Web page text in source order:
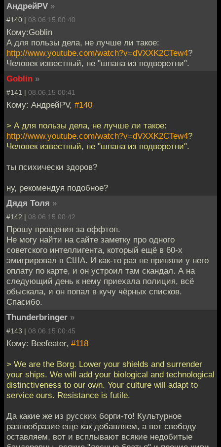
АндрейPV »
#140 | 08.06.15 00:40
Кому:Goblin
А для пользы дела, не лучше ли такое:
http://www.youtube.com/watch?v=dVXXK2CTew4?
Человек известный, не "шпана из подворотни".
Goblin »
#141 | 08.06.15 00:41
Кому: АндрейPV, #140
> А для пользы дела, не лучше ли такое:
http://www.youtube.com/watch?v=dVXXK2CTew4?
Человек известный, не "шпана из подворотни".
ты психически здоров?
ну, рекомендуя подобное?
Дядя Толя »
#142 | 08.06.15 00:42
Прошу прощения за оффтоп.
Не могу найти на сайте заметку про одного
советского интеллигента, который ещё в 60-х
эмигрировал в США. И как-то раз не приняли у него
оплату по карте, и он устроил там скандал. А на
следующий день к нему приехала полиция, всё
обыскала, и он попал в кучу чёрных списков.
Спасибо.
Thunderbringer »
#143 | 08.06.15 00:45
Кому: Beefeater, #118
> We are the Borg. Lower your shields and surrender
your ships. We will add your biological and technological
distinctiveness to our own. Your culture will adapt to
service ours. Resistance is futile.
Да какие же из русских борги-то! Культурное
разнообразие еще как добавляем, а вот свободу
оставляем, вот и всплывают всякие недобитые